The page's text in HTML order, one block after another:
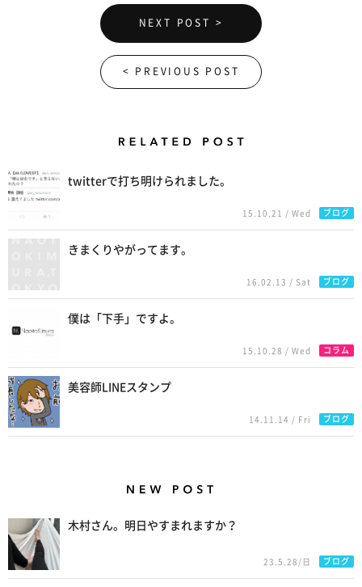
NEXT POST >
< PREVIOUS POST
twitterで打ち明けられました。
15.10.21 / Wed ブログ
きまくりやがってます。
16.02.13 / Sat ブログ
僕は「下手」ですよ。
15.10.28 / Wed コラム
美容師LINEスタンプ
14.11.14 / Fri ブログ
木村さん。明日やすまれますか？
23.5.28/日 ブログ